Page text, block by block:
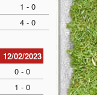
1 - 0
4 - 0
12/02/2023
0 - 0
1 - 0